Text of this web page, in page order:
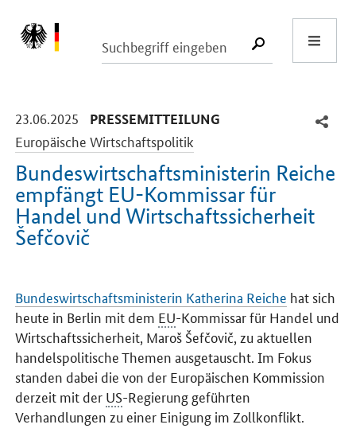
SUCHE
23.06.2025 -
PRESSEMITTEILUNG
Europäische Wirtschaftspolitik
Bundeswirtschaftsministerin Reiche
empfängt EU-Kommissar für
Handel und Wirtschaftssicherheit
Šefčovič
Bundeswirtschaftsministerin Katherina Reiche hat sich
heute in Berlin mit dem EU-Kommissar für Handel und
Wirtschaftssicherheit, Maroš Šefčovič, zu aktuellen
handelspolitische Themen ausgetauscht. Im Fokus
standen dabei die von der Europäischen Kommission
derzeit mit der US-Regierung geführten
Verhandlungen zu einer Einigung im Zollkonflikt.